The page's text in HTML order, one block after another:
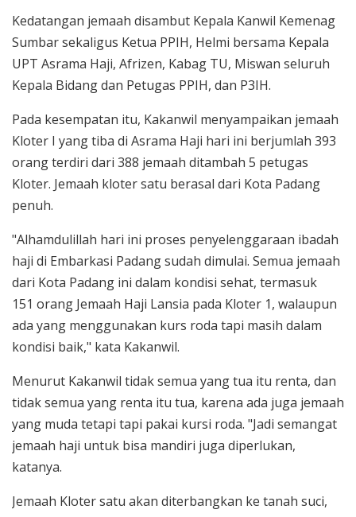
Kedatangan jemaah disambut Kepala Kanwil Kemenag
Sumbar sekaligus Ketua PPIH, Helmi bersama Kepala
UPT Asrama Haji, Afrizen, Kabag TU, Miswan seluruh
Kepala Bidang dan Petugas PPIH, dan P3IH.
Pada kesempatan itu, Kakanwil menyampaikan jemaah
Kloter I yang tiba di Asrama Haji hari ini berjumlah 393
orang terdiri dari 388 jemaah ditambah 5 petugas
Kloter. Jemaah kloter satu berasal dari Kota Padang
penuh.
"Alhamdulillah hari ini proses penyelenggaraan ibadah
haji di Embarkasi Padang sudah dimulai. Semua jemaah
dari Kota Padang ini dalam kondisi sehat, termasuk
151 orang Jemaah Haji Lansia pada Kloter 1, walaupun
ada yang menggunakan kurs roda tapi masih dalam
kondisi baik," kata Kakanwil.
Menurut Kakanwil tidak semua yang tua itu renta, dan
tidak semua yang renta itu tua, karena ada juga jemaah
yang muda tetapi tapi pakai kursi roda. "Jadi semangat
jemaah haji untuk bisa mandiri juga diperlukan,
katanya.
Jemaah Kloter satu akan diterbangkan ke tanah suci,